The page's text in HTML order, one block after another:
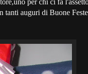
per chi ci fa
tanti auguri di Buone